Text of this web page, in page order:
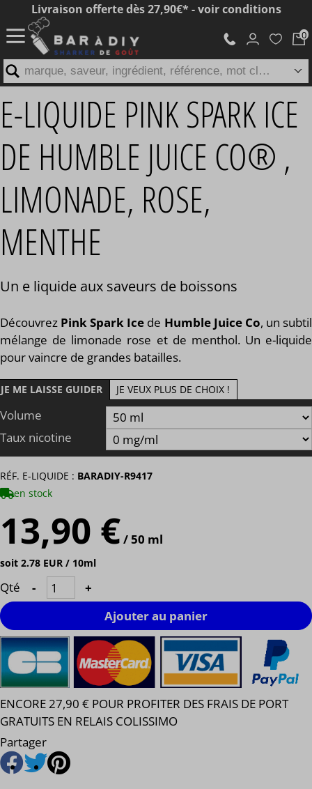
E-LIQUIDE PINK SPARK ICE
DE HUMBLE JUICE CO® ,
LIMONADE, ROSE,
MENTHE
Un e liquide aux saveurs de boissons
Découvrez Pink Spark Ice de Humble Juice Co, un subtil
mélange de limonade rose et de menthol. Un e-liquide
pour vaincre de grandes batailles.
JE ME LAISSE GUIDER JE VEUX PLUS DE CHOIX !
Volume
Taux nicotine
RÉF. E-LIQUIDE : BARADIY-R9417
en stock
13,90 €/ 50 ml
soit 2.78 EUR / 10ml
Qté -
+
Ajouter au panier
ENCORE 27,90 € POUR PROFITER DES FRAIS DE PORT
GRATUITS EN RELAIS COLISSIMO
Partager
Livraison offerte dès 27,90€* - voir conditions
marque, saveur, ingrédient, référence, mot clé...